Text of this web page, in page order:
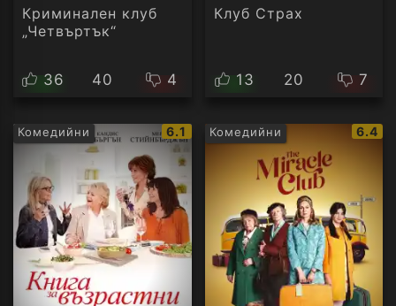
Криминален клуб
„Четвъртък“
36 40 4
Клуб Страх
13 20 7
Комедийни
IMDb
рейтинг:
6.1 Комедийни
IMDb
6.4